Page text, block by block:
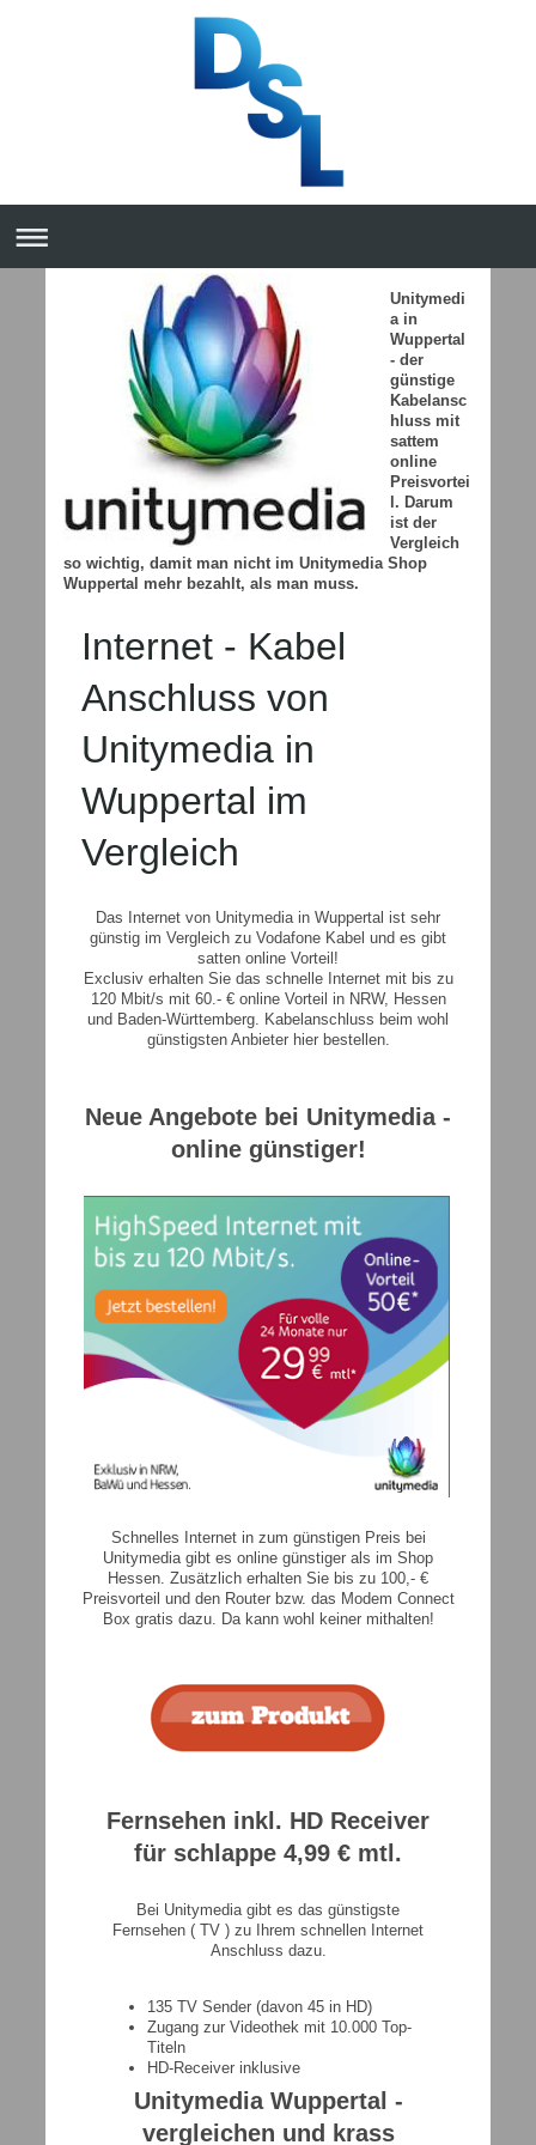
Unitymedi
a in
Wuppertal
- der
günstige
Kabelansc
hluss mit
sattem
online
Preisvortei
l. Darum
ist der
Vergleich
so wichtig, damit man nicht im Unitymedia Shop
Wuppertal mehr bezahlt, als man muss.
Internet - Kabel
Anschluss von
Unitymedia in
Wuppertal im
Vergleich
Das Internet von Unitymedia in Wuppertal ist sehr
günstig im Vergleich zu Vodafone Kabel und es gibt
satten online Vorteil!
Exclusiv erhalten Sie das schnelle Internet mit bis zu
120 Mbit/s mit 60.- € online Vorteil in NRW, Hessen
und Baden-Württemberg. Kabelanschluss beim wohl
günstigsten Anbieter hier bestellen.
Neue Angebote bei Unitymedia -
online günstiger!
Schnelles Internet in zum günstigen Preis bei
Unitymedia gibt es online günstiger als im Shop
Hessen. Zusätzlich erhalten Sie bis zu 100,- €
Preisvorteil und den Router bzw. das Modem Connect
Box gratis dazu. Da kann wohl keiner mithalten!
Fernsehen inkl. HD Receiver
für schlappe 4,99 € mtl.
Bei Unitymedia gibt es das günstigste
Fernsehen ( TV ) zu Ihrem schnellen Internet
Anschluss dazu.
135 TV Sender (davon 45 in HD)
Zugang zur Videothek mit 10.000 Top-
Titeln
HD-Receiver inklusive
Unitymedia Wuppertal -
vergleichen und krass